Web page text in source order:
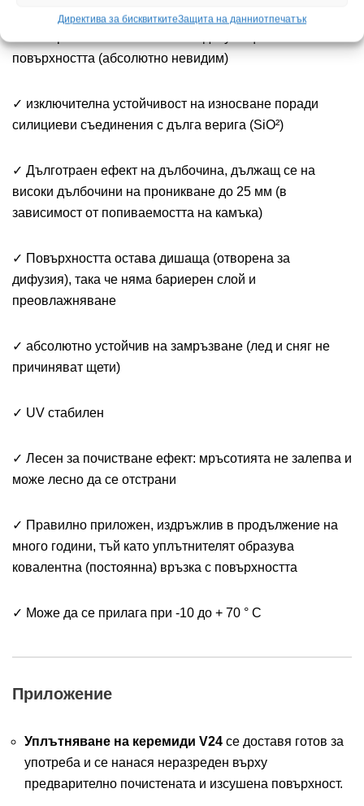
Директива за бисквиткитеЗащита на данниотпечатък
повърхността (абсолютно невидим)
✓ изключителна устойчивост на износване поради
силициеви съединения с дълга верига (SiO²)
✓ Дълготраен ефект на дълбочина, дължащ се на
високи дълбочини на проникване до 25 мм (в
зависимост от попиваемостта на камъка)
✓ Повърхността остава дишаща (отворена за
дифузия), така че няма бариерен слой и
преовлажняване
✓ абсолютно устойчив на замръзване (лед и сняг не
причиняват щети)
✓ UV стабилен
✓ Лесен за почистване ефект: мръсотията не залепва и
може лесно да се отстрани
✓ Правилно приложен, издръжлив в продължение на
много години, тъй като уплътнителят образува
ковалентна (постоянна) връзка с повърхността
✓ Може да се прилага при -10 до + 70 ° C
Приложение
Уплътняване на керемиди V24 се доставя готов за
употреба и се нанася неразреден върху
предварително почистената и изсушена повърхност.